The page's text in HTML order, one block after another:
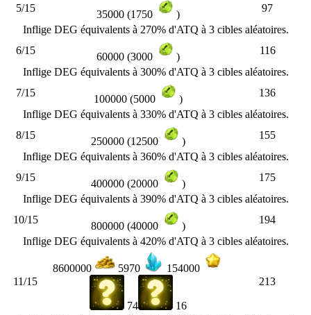
5/15
35000 (1750 )
97
Inflige DEG équivalents à 270% d'ATQ à 3 cibles aléatoires.
6/15
60000 (3000 )
116
Inflige DEG équivalents à 300% d'ATQ à 3 cibles aléatoires.
7/15
100000 (5000 )
136
Inflige DEG équivalents à 330% d'ATQ à 3 cibles aléatoires.
8/15
250000 (12500 )
155
Inflige DEG équivalents à 360% d'ATQ à 3 cibles aléatoires.
9/15
400000 (20000 )
175
Inflige DEG équivalents à 390% d'ATQ à 3 cibles aléatoires.
10/15
800000 (40000 )
194
Inflige DEG équivalents à 420% d'ATQ à 3 cibles aléatoires.
11/15
8600000 5970 154000
74 16
213